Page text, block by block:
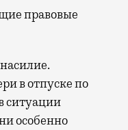
правовые
в отпуске по
ситуации
особенно